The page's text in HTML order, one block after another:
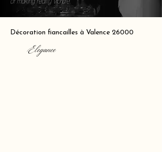
Décoration fiancailles à Valence 26000
Elegance